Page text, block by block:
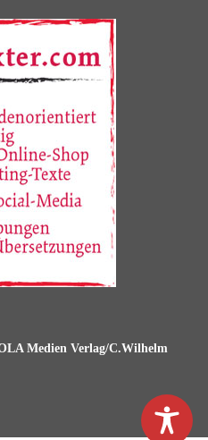
Medien Verlag/C.Wilhelm